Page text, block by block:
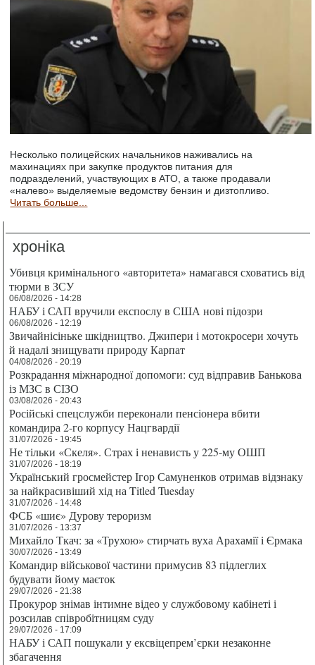
Несколько полицейских начальников наживались на
махинациях при закупке продуктов питания для
подразделений, участвующих в АТО, а также продавали
«налево» выделяемые ведомству бензин и дизтопливо.
Читать больше...
хроніка
Убивця кримінального «авторитета» намагався сховатись від
тюрми в ЗСУ
06/08/2026 - 14:28
НАБУ і САП вручили експослу в США нові підозри
06/08/2026 - 12:19
Звичайнісіньке шкідництво. Джипери і мотокросери хочуть
й надалі знищувати природу Карпат
04/08/2026 - 20:19
Розкрадання міжнародної допомоги: суд відправив Банькова
із МЗС в СІЗО
03/08/2026 - 20:43
Російські спецслужби переконали пенсіонера вбити
командира 2-го корпусу Нацгвардії
31/07/2026 - 19:45
Не тільки «Скеля». Страх і ненависть у 225-му ОШП
31/07/2026 - 18:19
Український гросмейстер Ігор Самуненков отримав відзнаку
за найкрасивіший хід на Titled Tuesday
31/07/2026 - 14:48
ФСБ «шиє» Дурову тероризм
31/07/2026 - 13:37
Михайло Ткач: за «Трухою» стирчать вуха Арахамії і Єрмака
30/07/2026 - 13:49
Командир військової частини примусив 83 підлеглих
будувати йому маєток
29/07/2026 - 21:38
Прокурор знімав інтимне відео у службовому кабінеті і
розсилав співробітницям суду
29/07/2026 - 17:09
НАБУ і САП пошукали у ексвіцепрем’єрки незаконне
збагачення